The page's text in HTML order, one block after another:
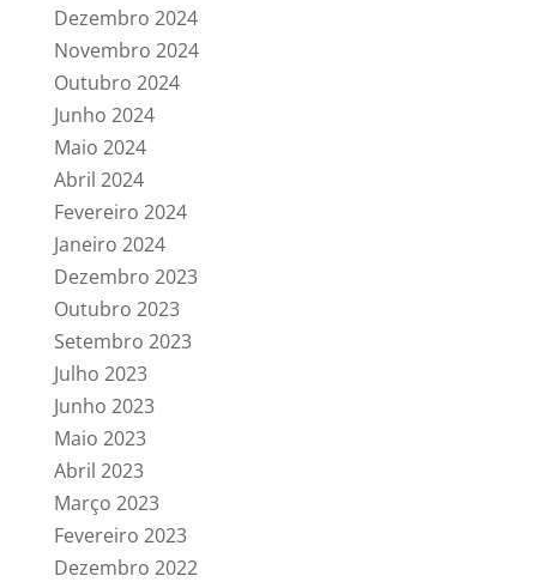
Dezembro 2024
Novembro 2024
Outubro 2024
Junho 2024
Maio 2024
Abril 2024
Fevereiro 2024
Janeiro 2024
Dezembro 2023
Outubro 2023
Setembro 2023
Julho 2023
Junho 2023
Maio 2023
Abril 2023
Março 2023
Fevereiro 2023
Dezembro 2022